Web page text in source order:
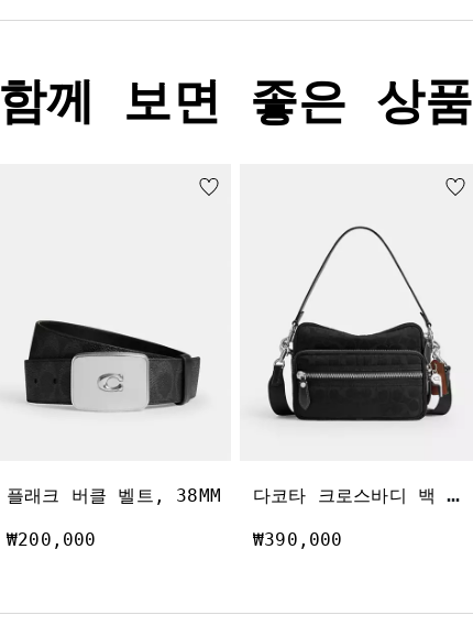
함께 보면 좋은 상품
플래크 버클 벨트, 38MM
₩200,000
다
코타 크로스바디 백 인 시그니처 나일론
₩390,000